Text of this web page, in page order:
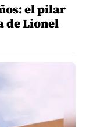
el pilar
de Lionel